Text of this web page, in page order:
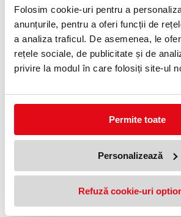
Folosim cookie-uri pentru a
anunțurile, pentru a oferi funcții de
a analiza traficul. De asemenea, le
rețele sociale, de publicitate și de
privire la modul în care folosiți site-ul
Permite toate
Personalizează
Refuză cookie-uri
Telefon:
0372 552 601
Marker Tratto, permanent, corp plat și vârf
scrie pe sticlă, metal, plastic, lemn și carton.
COMENTARII MARKER PERMANENT,
VARF TESIT, TRATTO
Nu exista comentarii. Fii primul care
Adresa de e-mail ramane confidentiala si